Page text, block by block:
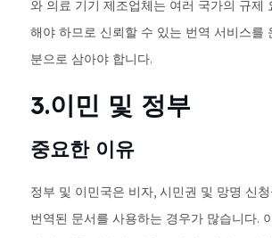
와 의료 기기 제조업체는 여러 국가의 규제
해야 하므로 신뢰할 수 있는 번역 서비스를
분으로 삼아야 합니다.
3.이민 및 정부
중요한 이유
정부 및 이민국은 비자, 시민권 및 망명 신
번역된 문서를 사용하는 경우가 많습니다.